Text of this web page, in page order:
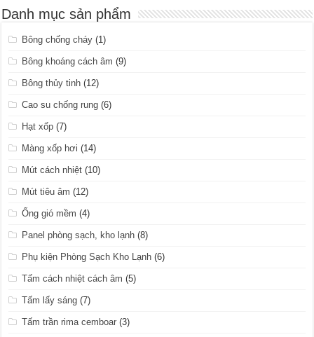
Danh mục sản phẩm
Bông chống cháy (1)
Bông khoáng cách âm (9)
Bông thủy tinh (12)
Cao su chống rung (6)
Hạt xốp (7)
Màng xốp hơi (14)
Mút cách nhiệt (10)
Mút tiêu âm (12)
Ống gió mềm (4)
Panel phòng sạch, kho lạnh (8)
Phụ kiện Phòng Sạch Kho Lạnh (6)
Tấm cách nhiệt cách âm (5)
Tấm lấy sáng (7)
Tấm trần rima cemboar (3)